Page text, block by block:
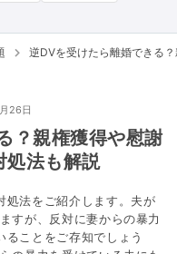
逆DVを受けたら離婚できる
26日
？親権獲得や慰謝
処法も解説
処法をご紹介します。夫が
すが、反対に妻からの暴力
ことをご存知でしょう